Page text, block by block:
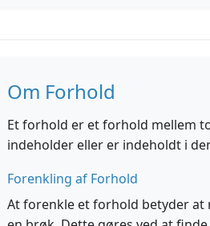
Om Forhold
Et forhold er et forhold mellem
indeholder eller er indeholdt i
Forenkling af Forhold
At forenkle et forhold betyder at